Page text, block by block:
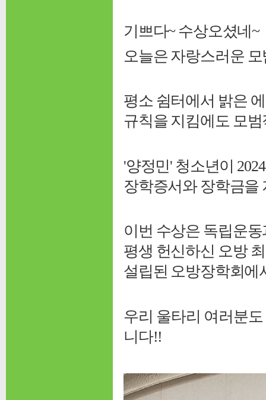
기쁘다~수상오셨네~
오늘은 자랑스러운
평소 쉼터에서 밝은
규칙을 지킴에도 모
'양정민' 청소년이
장학증서와 장학금을
이번 수상은 독립운
평생 헌신하신 오방
설립된 오방장학회에
우리 울타리 여러분
니다!!